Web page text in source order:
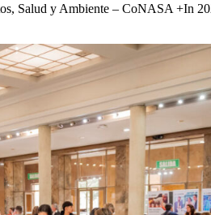
Salud y Ambiente – CoNASA +In